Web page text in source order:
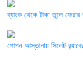
ব্যাংক থেকে টাকা তুলে
গোপন আস্তানায় সিলেট